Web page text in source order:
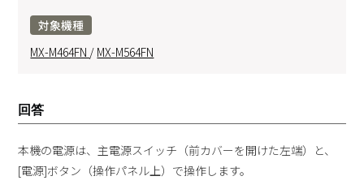
対象機種
MX-M464FN / MX-M564FN
回答
本機の電源は、主電源スイッチ（前カバーを開けた左端）と、
[電源]ボタン（操作パネル上）で操作します。